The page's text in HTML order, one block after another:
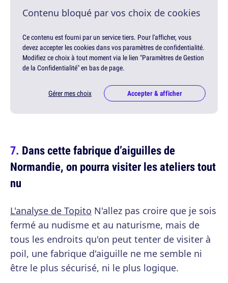
Contenu bloqué par vos choix de cookies
Ce contenu est fourni par un service tiers. Pour l'afficher, vous
devez accepter les cookies dans vos paramètres de confidentialité.
Modifiez ce choix à tout moment via le lien "Paramètres de Gestion
de la Confidentialité" en bas de page.
Gérer mes choix Accepter & afficher
Dans cette fabrique d’aiguilles de
Normandie, on pourra visiter les ateliers tout
nu
L'analyse de Topito N'allez pas croire que je sois
fermé au nudisme et au naturisme, mais de
tous les endroits qu'on peut tenter de visiter à
poil, une fabrique d'aiguille ne me semble ni
être le plus sécurisé, ni le plus logique.